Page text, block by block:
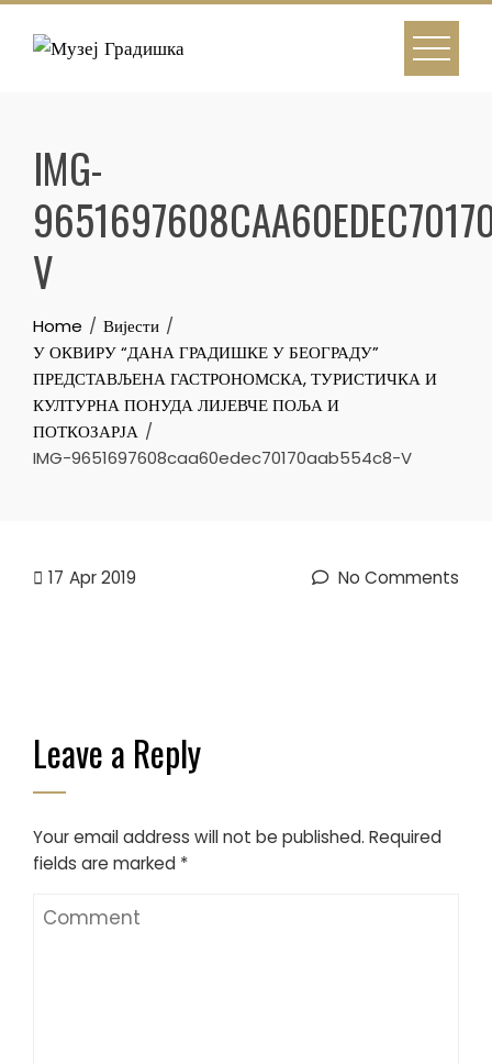
Skip
IMG-
V
Home
Вијести
У ОКВИРУ “ДАНА ГРАДИШКЕ У БЕОГРАДУ”
ПРЕДСТАВЉЕНА ГАСТРОНОМСКА, ТУРИСТИЧКА И
КУЛТУРНА ПОНУДА ЛИЈЕВЧЕ ПОЉА И
ПОТКОЗАРЈА
IMG-9651697608caa60edec70170aab554c8-V
17 Apr 2019 No Comments
Leave a Reply
Your email address will not be published. Required
fields are marked *